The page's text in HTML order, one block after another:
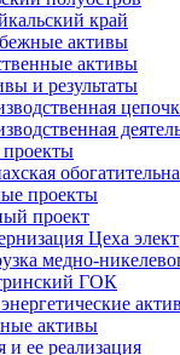
край
активы
активы
и результаты
проекты
проект
Цеха
медно-
ГОК
активы
и ее реализация